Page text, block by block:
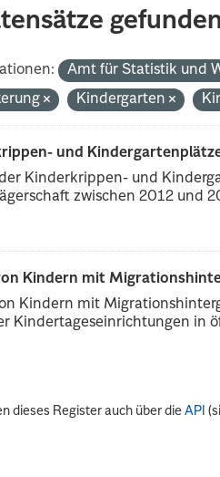
Amt für Statistik und
Kindergarten
und
Kinderkrippen- und
zwischen 2012 und
Kindern mit
Kindern mit
Kindertageseinrichtungen in
dieses Register auch über dieAPI